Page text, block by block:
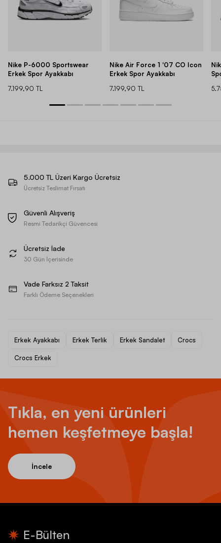
Nike P-6000 Sportswear
Erkek Spor Ayakkabı
7.199,90 TL
Nike Air Force 1 '07 CO Icon
Erkek Spor Ayakkabı
7.199,90 TL
5.000 TL Üzeri Kargo Ücretsiz
Ücretsiz Teslimat Fırsatı
Güvenli Alışveriş
Resmi Tedarikçi Güvencesi
Ücretsiz İade
30 Gün İçerisinde
Vade Farksız 2 Taksit
Farklı Ödeme Seçenekleri
Erkek Ayakkabı Erkek Terlik Erkek Sandalet Crocs
Crocs Erkek
Tıkla, en yeni ürünleri
hemen keşfetmeye başla!
İncele
E-Bülten